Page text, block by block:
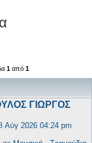
1 από 1
ΓΙΩΡΓΟΣ
Αύγ 2026 04:24 pm